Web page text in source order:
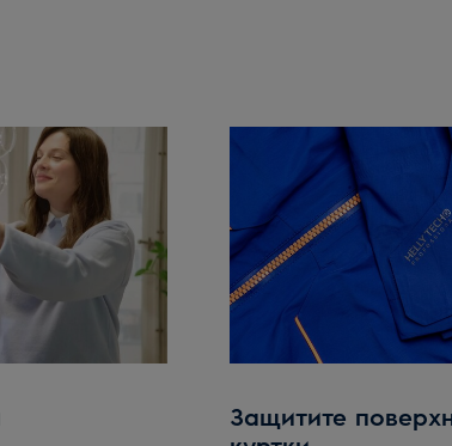
Защитите